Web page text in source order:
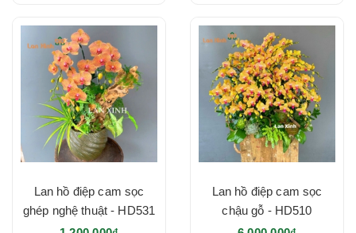
Lan hồ điệp cam sọc
ghép nghệ thuật - HD531
Lan hồ điệp cam sọc
chậu gỗ - HD510